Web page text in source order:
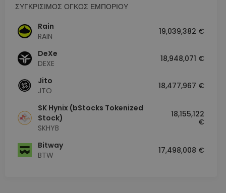
ΣΥΓΚΡΙΣΙΜΟΣ ΟΓΚΟΣ ΕΜΠΟΡΙΟΥ
Rain
RAIN
19,039,382 €
DeXe
DEXE
18,948,071 €
Jito
JTO
18,477,967 €
SK Hynix (bStocks Tokenized
Stock)
SKHYB
18,155,122
€
Bitway
BTW
17,498,008 €